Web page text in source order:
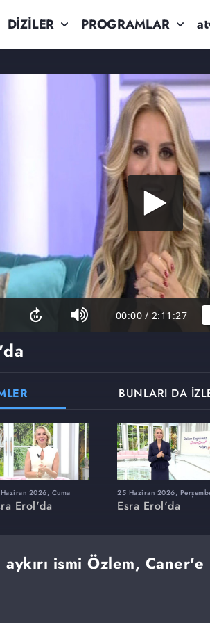
DİZİLER PROGRAMLAR
00:00 / 2:11:27
BUNLARI DA
2026, Cuma
Erol'da
25 Haziran 2026,
Esra Erol'da
aykırı ismi Özlem,